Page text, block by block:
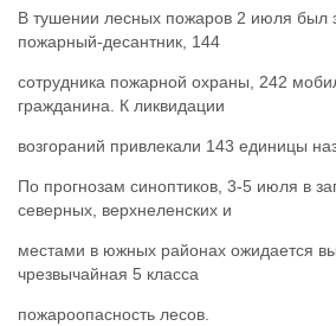
В тушении лесных пожаров 2 июля был
пожарный-десантник, 144
сотрудника пожарной охраны, 242
гражданина. К ликвидации
возгораний привлекали 143 единицы
По прогнозам синоптиков, 3-5 июля в
северных, верхнеленских и
местами в южных районах ожидается
чрезвычайная 5 класса
пожароопасность лесов.